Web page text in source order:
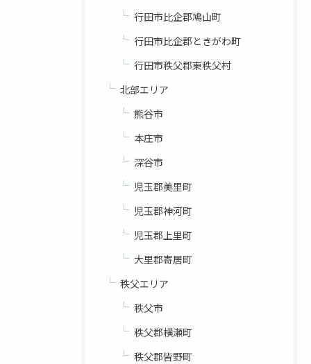
行田市比企郡鳩山町
行田市比企郡ときがわ町
行田市秩父郡東秩父村
北部エリア
熊谷市
本庄市
深谷市
児玉郡美里町
児玉郡神河町
児玉郡上里町
大里郡寄居町
秩父エリア
秩父市
秩父郡横瀬町
秩父郡皆野町